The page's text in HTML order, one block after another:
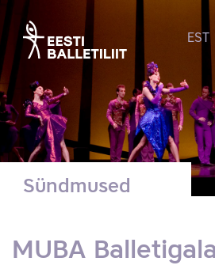
EST
Sündmused
MUBA